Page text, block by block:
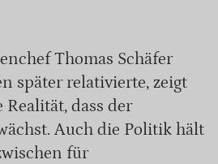
Thomas Schäfer
später relativierte, zeigt
dass der
Auch die Politik hält
für